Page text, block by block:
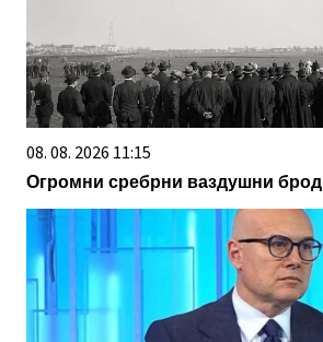
08. 08. 2026 11:15
Огромни сребрни ваздушни брод